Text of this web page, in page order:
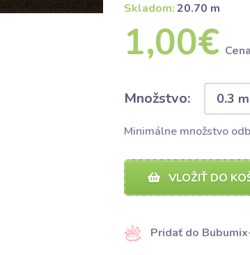
Skladom:20.70 m
1,00€
Množstvo: 0.3 m
Minimálne množstvo
VLOŽIŤ DO
Pridať do